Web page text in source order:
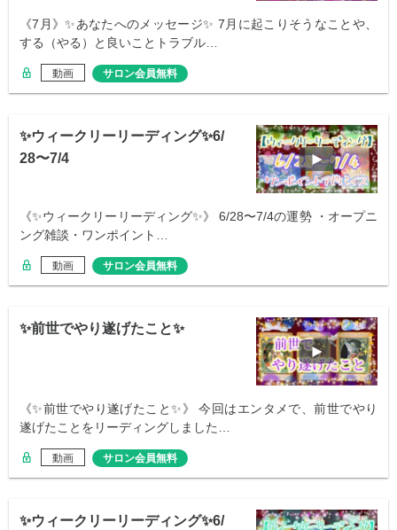
《7月》✨あなたへのメッセージ✨ 7月に起こりそうなことや、
する（やる）と良いことトラブル…
動画 サロン会員無料
✨ウィークリーリーディング✨6/
28〜7/4
《✨ウィークリーリーディング✨》 6/28〜7/4の運勢 ・オープニ
ング雑談・ワンポイント…
動画 サロン会員無料
✨前世でやり遂げたこと✨
《✨前世でやり遂げたこと✨》 今回はエンタメで、前世でやり
遂げたことをリーディングしました…
動画 サロン会員無料
✨ウィークリーリーディング✨6/